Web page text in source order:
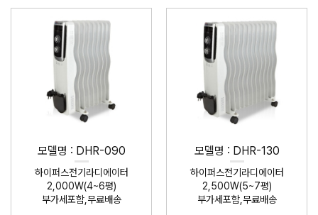
모델명 : DHR-090
하이퍼스전기라디에이터
2,000W(4~6평)
부가세포함,무료배송
모델명 : DHR-130
하이퍼스전기라디에이터
2,500W(5~7평)
부가세포함,무료배송